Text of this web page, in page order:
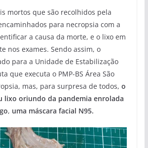
mortos que são recolhidos pela
para necropsia com a
a causa da morte, e o lixo em
nos exames. Sendo assim, o
para a Unidade de Estabilização
que executa o PMP-BS Área São
mas, para surpresa de todos, o
lixo oriundo da pandemia enrolada
, uma máscara facial N95.